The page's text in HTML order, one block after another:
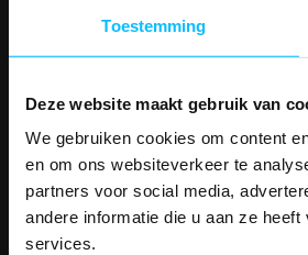
Toestemming
Deze website maakt gebruik van
We gebruiken cookies om content
en om ons websiteverkeer te
partners voor social media,
andere informatie die u aan ze
services.
Email
Contact
TEACO VOF